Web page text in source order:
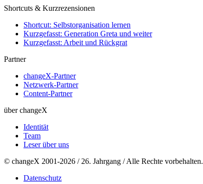
Shortcuts & Kurzrezensionen
Shortcut: Selbstorganisation lernen
Kurzgefasst: Generation Greta und weiter
Kurzgefasst: Arbeit und Rückgrat
Partner
changeX-Partner
Netzwerk-Partner
Content-Partner
über changeX
Identität
Team
Leser über uns
© changeX 2001-2026 / 26. Jahrgang / Alle Rechte vorbehalten.
Datenschutz